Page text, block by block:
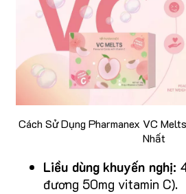
Cách Sử Dụng Pharmanex VC
Nhất
Liều dùng khuyến nghị:
đương 50mg vitamin C).